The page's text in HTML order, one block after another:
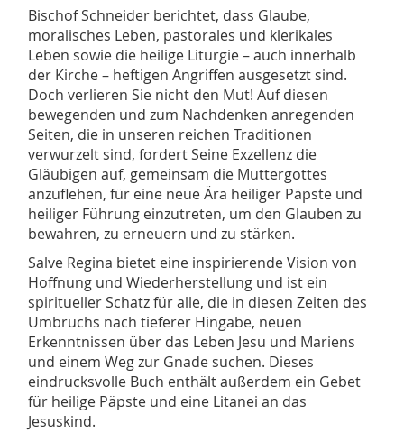
Bischof Schneider berichtet, dass Glaube,
moralisches Leben, pastorales und klerikales
Leben sowie die heilige Liturgie – auch innerhalb
der Kirche – heftigen Angriffen ausgesetzt sind.
Doch verlieren Sie nicht den Mut! Auf diesen
bewegenden und zum Nachdenken anregenden
Seiten, die in unseren reichen Traditionen
verwurzelt sind, fordert Seine Exzellenz die
Gläubigen auf, gemeinsam die Muttergottes
anzuflehen, für eine neue Ära heiliger Päpste und
heiliger Führung einzutreten, um den Glauben zu
bewahren, zu erneuern und zu stärken.
Salve Regina bietet eine inspirierende Vision von
Hoffnung und Wiederherstellung und ist ein
spiritueller Schatz für alle, die in diesen Zeiten des
Umbruchs nach tieferer Hingabe, neuen
Erkenntnissen über das Leben Jesu und Mariens
und einem Weg zur Gnade suchen. Dieses
eindrucksvolle Buch enthält außerdem ein Gebet
für heilige Päpste und eine Litanei an das
Jesuskind.